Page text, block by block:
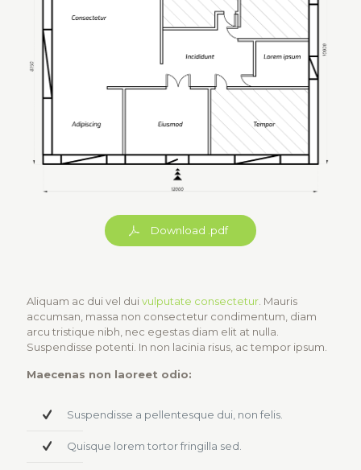
Download .pdf
Aliquam ac dui vel duivulputate consectetur. Mauris
accumsan, massa non consectetur condimentum, diam
arcu tristique nibh, nec egestas diam elit at nulla.
Suspendisse potenti. In non lacinia risus, ac tempor ipsum.
Maecenas non laoreet odio:
Suspendisse a pellentesque dui, non felis.
Quisque lorem tortor fringilla sed.